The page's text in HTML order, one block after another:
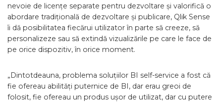
nevoie de licențe separate pentru dezvoltare și valorifică o
abordare tradițională de dezvoltare și publicare, Qlik Sense
îi dă posibilitatea fiecărui utilizator în parte să creeze, să
personalizeze sau să extindă vizualizările pe care le face de
pe orice dispozitiv, în orice moment.
„Dintotdeauna, problema soluțiilor BI self-service a fost că
fie ofereau abilități puternice de BI, dar erau greoi de
folosit, fie ofereau un produs ușor de utilizat, dar cu putere